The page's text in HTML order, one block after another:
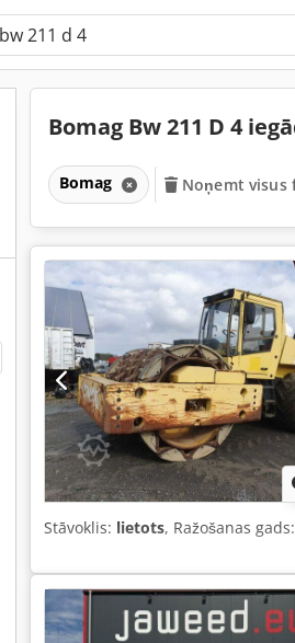
Bomag Bw 211 D 4
Bomag Noņemt visus
Stāvoklis: lietots, Ražošanas gads: